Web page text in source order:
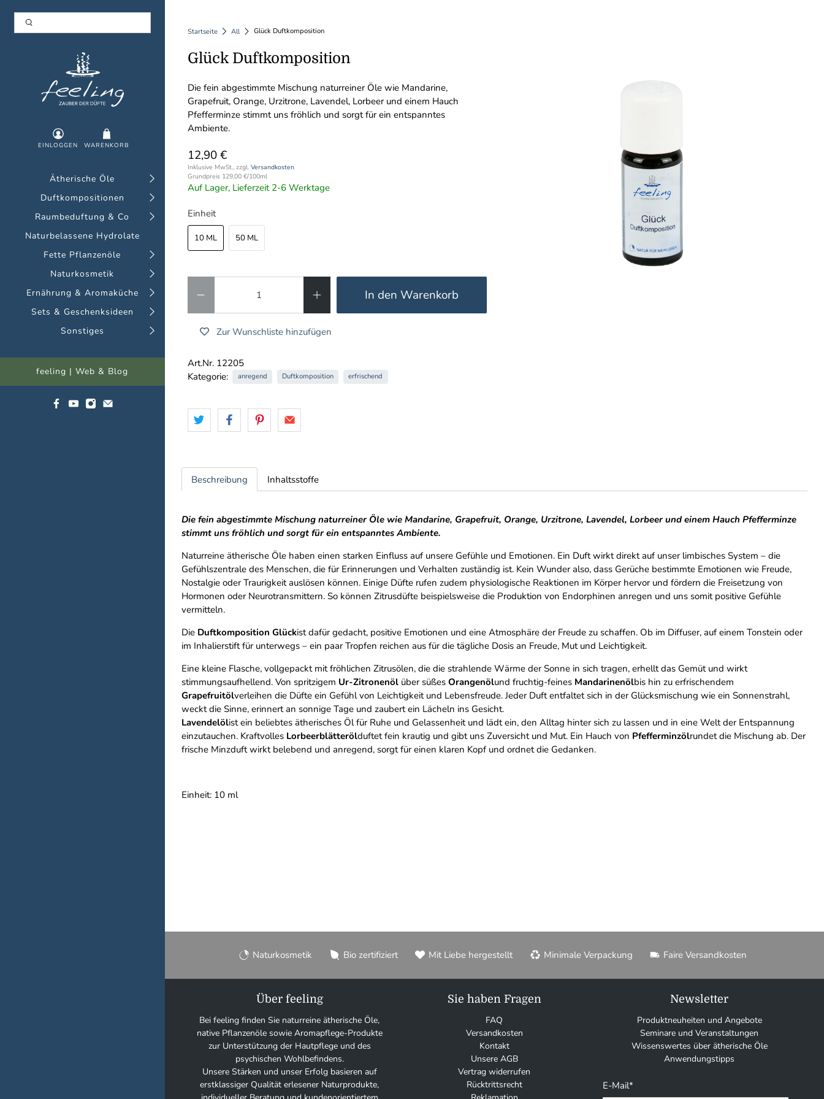
EINLOGGEN WARENKORB
Ätherische Öle
Duftkompositionen
Raumbeduftung & Co
Naturbelassene Hydrolate
Fette Pflanzenöle
Naturkosmetik
Ernährung & Aromaküche
Sets & Geschenksideen
Sonstiges
feeling | Web & Blog
Startseite All Glück Duftkomposition
Glück Duftkomposition
Die fein abgestimmte Mischung naturreiner Öle wie Mandarine,
Grapefruit, Orange, Urzitrone, Lavendel, Lorbeer und einem Hauch
Pfefferminze stimmt uns fröhlich und sorgt für ein entspanntes
Ambiente.
12,90 €
Inklusive MwSt., zzgl. Versandkosten
Grundpreis 129,00 €/100ml
Auf Lager, Lieferzeit 2-6 Werktage
Einheit
10 ML 50 ML
In den Warenkorb
Zur Wunschliste hinzufügen
Art.Nr. 12205
Kategorie:
anregend Duftkomposition erfrischend
Beschreibung Inhaltsstoffe
Die fein abgestimmte Mischung naturreiner Öle wie Mandarine, Grapefruit, Orange, Urzitrone, Lavendel, Lorbeer und einem Hauch Pfefferminze
stimmt uns fröhlich und sorgt für ein entspanntes Ambiente.
Naturreine ätherische Öle haben einen starken Einfluss auf unsere Gefühle und Emotionen. Ein Duft wirkt direkt auf unser limbisches System – die
Gefühlszentrale des Menschen, die für Erinnerungen und Verhalten zuständig ist. Kein Wunder also, dass Gerüche bestimmte Emotionen wie Freude,
Nostalgie oder Traurigkeit auslösen können. Einige Düfte rufen zudem physiologische Reaktionen im Körper hervor und fördern die Freisetzung von
Hormonen oder Neurotransmittern. So können Zitrusdüfte beispielsweise die Produktion von Endorphinen anregen und uns somit positive Gefühle
vermitteln.
Die Duftkomposition Glückist dafür gedacht, positive Emotionen und eine Atmosphäre der Freude zu schaffen. Ob im Diffuser, auf einem Tonstein oder
im Inhalierstift für unterwegs – ein paar Tropfen reichen aus für die tägliche Dosis an Freude, Mut und Leichtigkeit.
Eine kleine Flasche, vollgepackt mit fröhlichen Zitrusölen, die die strahlende Wärme der Sonne in sich tragen, erhellt das Gemüt und wirkt
stimmungsaufhellend. Von spritzigem Ur-Zitronenölüber süßes Orangenölund fruchtig-feines Mandarinenölbis hin zu erfrischendem
Grapefruitölverleihen die Düfte ein Gefühl von Leichtigkeit und Lebensfreude. Jeder Duft entfaltet sich in der Glücksmischung wie ein Sonnenstrahl,
weckt die Sinne, erinnert an sonnige Tage und zaubert ein Lächeln ins Gesicht.
Lavendelölist ein beliebtes ätherisches Öl für Ruhe und Gelassenheit und lädt ein, den Alltag hinter sich zu lassen und in eine Welt der Entspannung
einzutauchen. Kraftvolles Lorbeerblätterölduftet fein krautig und gibt uns Zuversicht und Mut. Ein Hauch von Pfefferminzölrundet die Mischung ab. Der
frische Minzduft wirkt belebend und anregend, sorgt für einen klaren Kopf und ordnet die Gedanken.
Einheit: 10 ml
Naturkosmetik Bio zertifiziert Mit Liebe hergestellt Minimale Verpackung Faire Versandkosten
Über feeling
Bei feeling finden Sie naturreine ätherische Öle,
native Pflanzenöle sowie Aromapflege-Produkte
zur Unterstützung der Hautpflege und des
psychischen Wohlbefindens.
Unsere Stärken und unser Erfolg basieren auf
erstklassiger Qualität erlesener Naturprodukte,
Sie haben Fragen
FAQ
Versandkosten
Kontakt
Unsere AGB
Vertrag widerrufen
Rücktrittsrecht
Newsletter
Produktneuheiten und Angebote
Seminare und Veranstaltungen
Wissenswertes über ätherische Öle
Anwendungstipps
E-Mail*